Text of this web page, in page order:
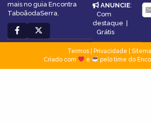
mais no guia Encontra
TaboãodaSerra.
ANUNCIE:
Com
destaque
Grátis
Termos| Privacidade
Criado com
e pelo time do